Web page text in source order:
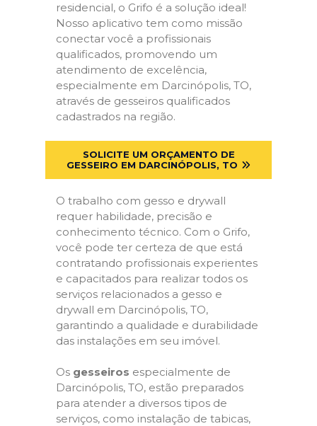
residencial, o Grifo é a solução ideal!
Nosso aplicativo tem como missão
conectar você a profissionais
qualificados, promovendo um
atendimento de excelência,
especialmente em Darcinópolis, TO,
através de gesseiros qualificados
cadastrados na região.
SOLICITE UM ORÇAMENTO DE
GESSEIRO EM DARCINÓPOLIS, TO
O trabalho com gesso e drywall
requer habilidade, precisão e
conhecimento técnico. Com o Grifo,
você pode ter certeza de que está
contratando profissionais experientes
e capacitados para realizar todos os
serviços relacionados a gesso e
drywall em Darcinópolis, TO,
garantindo a qualidade e durabilidade
das instalações em seu imóvel.
Os gesseiros especialmente de
Darcinópolis, TO, estão preparados
para atender a diversos tipos de
serviços, como instalação de tabicas,